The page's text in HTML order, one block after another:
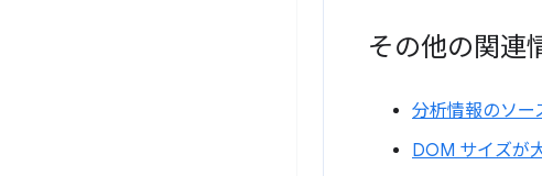
その他の関連
分析情報のソー
DOM サイズが